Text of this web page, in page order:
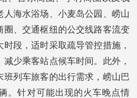
人海水浴场、小麦岛公园、崂山
圈、交通枢纽的公交线路客流变
段，适时采取疏导管控措施，
少乘客站点候车时间。此外，
班列车旅客的出行需求，崂山巴
。针对可能出现的火车晚点情